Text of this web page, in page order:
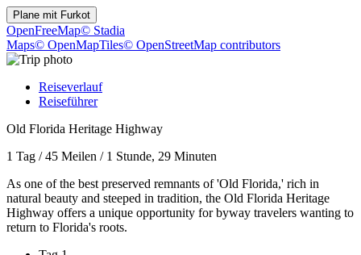
Plane mit Furkot
OpenFreeMap© Stadia
Maps© OpenMapTiles© OpenStreetMap contributors
Reiseverlauf
Reiseführer
Old Florida Heritage Highway
1 Tag /45 Meilen / 1 Stunde, 29 Minuten
As one of the best preserved remnants of 'Old Florida,' rich in
natural beauty and steeped in tradition, the Old Florida Heritage
Highway offers a unique opportunity for byway travelers wanting to
return to Florida's roots.